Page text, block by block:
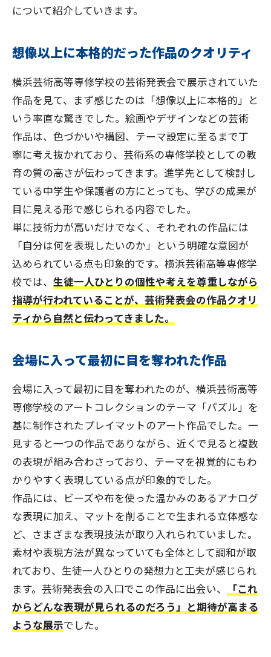
について紹介していきます。
想像以上に本格的だった作品のクオリティ
横浜芸術高等専修学校の芸術発表会で展示されていた
作品を見て、まず感じたのは「想像以上に本格的」と
いう率直な驚きでした。絵画やデザインなどの芸術
作品は、色づかいや構図、テーマ設定に至るまで丁
寧に考え抜かれており、芸術系の専修学校としての教
育の質の高さが伝わってきます。進学先として検討し
ている中学生や保護者の方にとっても、学びの成果が
目に見える形で感じられる内容でした。
単に技術力が高いだけでなく、それぞれの作品には
「自分は何を表現したいのか」という明確な意図が
込められている点も印象的です。横浜芸術高等専修学
校では、生徒一人ひとりの個性や考えを尊重しながら
指導が行われていることが、芸術発表会の作品クオリ
ティから自然と伝わってきました。
会場に入って最初に目を奪われた作品
会場に入って最初に目を奪われたのが、横浜芸術高等
専修学校のアートコレクションのテーマ「パズル」を
基に制作されたプレイマットのアート作品でした。一
見すると一つの作品でありながら、近くで見ると複数
の表現が組み合わさっており、テーマを視覚的にもわ
かりやすく表現している点が印象的でした。
作品には、ビーズや布を使った温かみのあるアナログ
な表現に加え、マットを削ることで生まれる立体感な
ど、さまざまな表現技法が取り入れられていました。
素材や表現方法が異なっていても全体として調和が取
れており、生徒一人ひとりの発想力と工夫が感じられ
ます。芸術発表会の入口でこの作品に出会い、
「これ
からどんな表現が見られるのだろう」と期待が高まる
ような展示でした。